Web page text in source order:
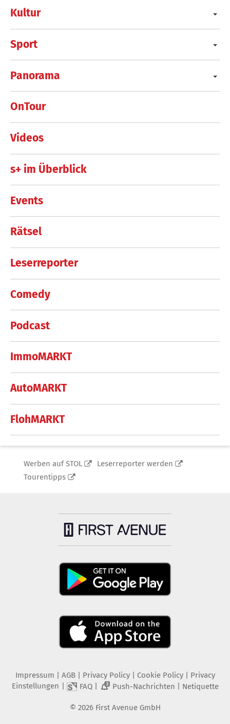
Kultur
Sport
Panorama
OnTour
Videos
s+ im Überblick
Events
Rätsel
Leserreporter
Comedy
Podcast
ImmoMARKT
AutoMARKT
FlohMARKT
Werben auf STOL
Leserreporter werden
Tourentipps
Impressum AGB Privacy Policy| Cookie Policy| Privacy
Einstellungen
FAQ| 2 Push-Nachrichten Netiquette
© 2026 First Avenue GmbH